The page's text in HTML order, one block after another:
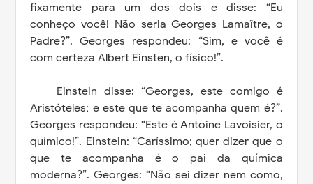
fixamente para um dos dois e disse: “Eu
conheço você! Não seria Georges Lamaître, o
Padre?”. Georges respondeu: “Sim, e você é
com certeza Albert Einsten, o físico!”.
Einstein disse: “Georges, este comigo é
Aristóteles; e este que te acompanha quem é?”.
Georges respondeu: “Este é Antoine Lavoisier, o
químico!”. Einstein: “Caríssimo; quer dizer que o
que te acompanha é o pai da química
moderna?”. Georges: “Não sei dizer nem como,